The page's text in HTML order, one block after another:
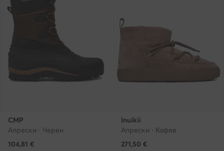
CMP
Апрески · Черен
104,81 €
Inuikii
Апрески · Кафяв
271,50 €